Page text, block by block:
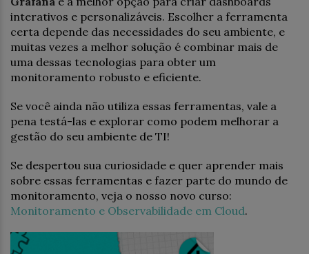
interativos e personalizáveis. Escolher a ferramenta
certa depende das necessidades do seu ambiente, e
muitas vezes a melhor solução é combinar mais de
uma dessas tecnologias para obter um
monitoramento robusto e eficiente.
Se você ainda não utiliza essas ferramentas, vale a
pena testá-las e explorar como podem melhorar a
gestão do seu ambiente de TI!
Se despertou sua curiosidade e quer aprender mais
sobre essas ferramentas e fazer parte do mundo de
monitoramento, veja o nosso novo curso:
Monitoramento e Observabilidade em Cloud.